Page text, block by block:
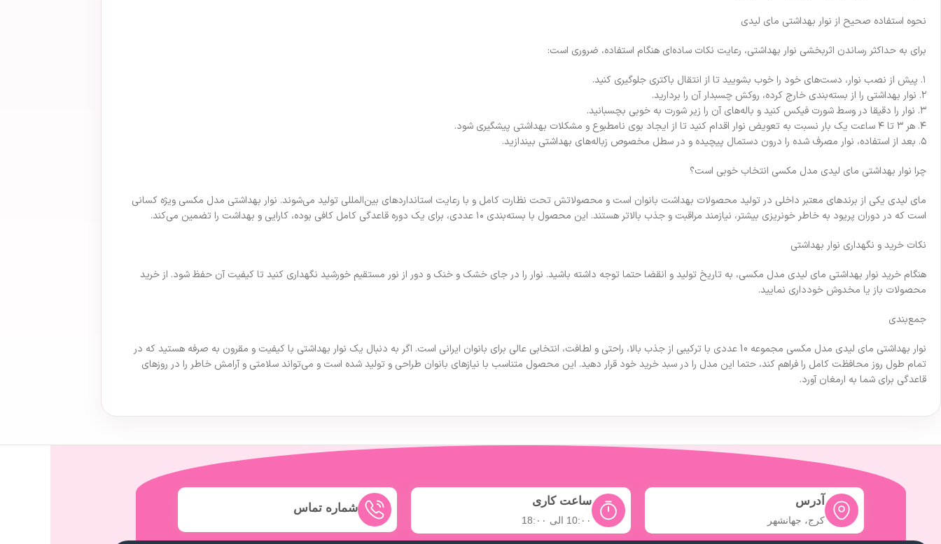
نحوه استفاده صحیح از نوار بهداشتی مای لیدی
برای به حداکثر رساندن اثربخشی نوار بهداشتی، رعایت نکات ساده‌ای هنگام استفاده، ضروری است:
۱. پیش از نصب نوار، دست‌های خود را خوب بشویید تا از انتقال باکتری جلوگیری کنید.
۲. نوار بهداشتی را از بسته‌بندی خارج کرده، روکش چسبدار آن را بردارید.
۳. نوار را دقیقا در وسط شورت فیکس کنید و باله‌های آن را زیر شورت به خوبی بچسبانید.
۴. هر ۳ تا ۴ ساعت یک بار نسبت به تعویض نوار اقدام کنید تا از ایجاد بوی نامطبوع و مشکلات بهداشتی پیشگیری شود.
۵. بعد از استفاده، نوار مصرف شده را درون دستمال پیچیده و در سطل مخصوص زباله‌های بهداشتی بیندازید.
چرا نوار بهداشتی مای لیدی مدل مکسی انتخاب خوبی است؟
مای لیدی یکی از برندهای معتبر داخلی در تولید محصولات بهداشت بانوان است و محصولاتش تحت نظارت کامل و با رعایت استانداردهای بین‌المللی تولید می‌شوند. نوار بهداشتی مدل مکسی ویژه کسانی
است که در دوران پریود به خاطر خونریزی بیشتر، نیازمند مراقبت و جذب بالاتر هستند. این محصول با بسته‌بندی ۱۰ عددی، برای یک دوره قاعدگی کامل کافی بوده، کارایی و بهداشت را تضمین می‌کند.
نکات خرید و نگهداری نوار بهداشتی
هنگام خرید نوار بهداشتی مای لیدی مدل مکسی، به تاریخ تولید و انقضا حتما توجه داشته باشید. نوار را در جای خشک و خنک و دور از نور مستقیم خورشید نگهداری کنید تا کیفیت آن حفظ شود. از خرید
محصولات باز یا مخدوش خودداری نمایید.
جمع‌بندی
نوار بهداشتی مای لیدی مدل مکسی مجموعه 10 عددی با ترکیبی از جذب بالا، راحتی و لطافت، انتخابی عالی برای بانوان ایرانی است. اگر به دنبال یک نوار بهداشتی با کیفیت و مقرون به صرفه هستید که در
تمام طول روز محافظت کامل را فراهم کند، حتما این مدل را در سبد خرید خود قرار دهید. این محصول متناسب با نیازهای بانوان طراحی و تولید شده است و می‌تواند سلامتی و آرامش خاطر را در روزهای
قاعدگی برای شما به ارمغان آورد.
آدرس
کرج، جهانشهر
ساعت کاری
10:۰۰ الی 18:۰۰
شماره تماس